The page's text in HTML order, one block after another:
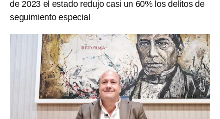
de 2023 el estado redujo casi un 60% los delitos de
seguimiento especial